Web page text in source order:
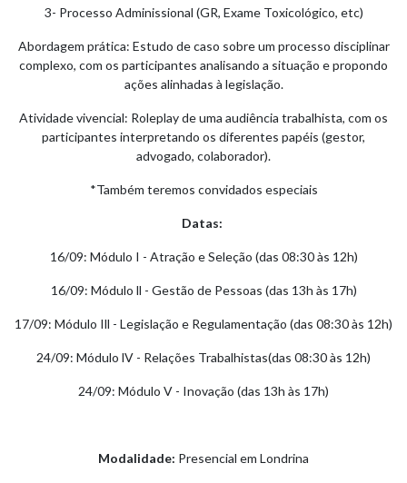
3- Processo Adminissional (GR, Exame Toxicológico, etc)
Abordagem prática: Estudo de caso sobre um processo disciplinar
complexo, com os participantes analisando a situação e propondo
ações alinhadas à legislação.
Atividade vivencial: Roleplay de uma audiência trabalhista, com os
participantes interpretando os diferentes papéis (gestor,
advogado, colaborador).
*Também teremos convidados especiais
Datas:
16/09: Módulo I - Atração e Seleção (das 08:30 às 12h)
16/09: Módulo ll - Gestão de Pessoas (das 13h às 17h)
17/09: Módulo Ill - Legislação e Regulamentação (das 08:30 às 12h)
24/09: Módulo lV - Relações Trabalhistas(das 08:30 às 12h)
24/09: Módulo V - Inovação (das 13h às 17h)
Modalidade: Presencial em Londrina